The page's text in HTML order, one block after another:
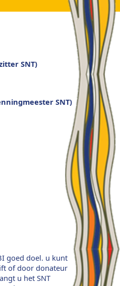
SNT)
SNT)
goed doel. u kunt
of door donateur
u het SNT